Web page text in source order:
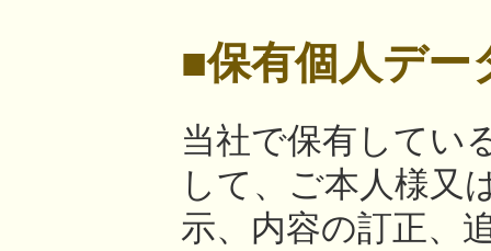
■保有個人デー
当社で保有してい
して、ご本人様又
示、内容の訂正、